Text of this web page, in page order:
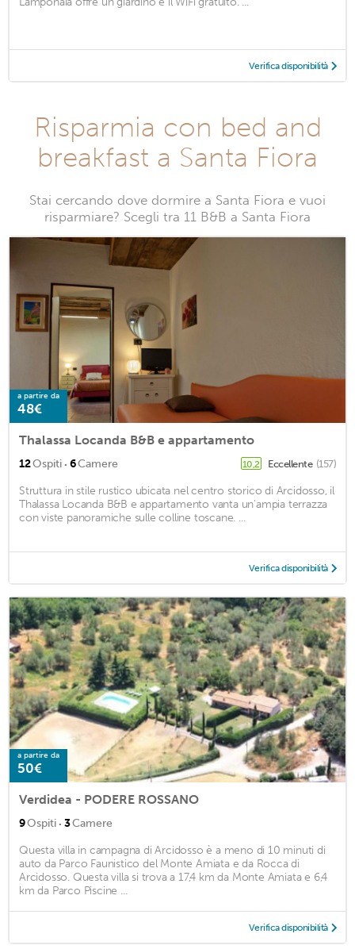
Verifica disponibilità
Risparmia con bed and
breakfast a Santa Fiora
Stai cercando dove dormire a Santa Fiora e vuoi
risparmiare? Scegli tra 11 B&B a Santa Fiora
a partire da
48€
Thalassa Locanda B&B e appartamento
12Ospiti · 6Camere 10,2 Eccellente (157)
Struttura in stile rustico ubicata nel centro storico di Arcidosso, il
Thalassa Locanda B&B e appartamento vanta un'ampia terrazza
con viste panoramiche sulle colline toscane. ...
Verifica disponibilità
a partire da
50€
Verdidea - PODERE ROSSANO
9Ospiti · 3Camere
Questa villa in campagna di Arcidosso è a meno di 10 minuti di
auto da Parco Faunistico del Monte Amiata e da Rocca di
Arcidosso. Questa villa si trova a 17,4 km da Monte Amiata e 6,4
km da Parco Piscine ...
Verifica disponibilità